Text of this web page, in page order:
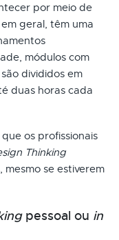
por meio de
geral, têm uma
módulos com
divididos em
duas horas cada
os profissionais
Thinking
mesmo se estiverem
pessoal ou in